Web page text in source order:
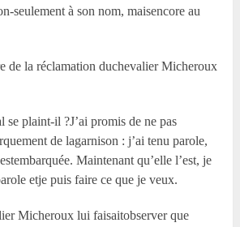
seulement à son nom, maisencore au
de la réclamation duchevalier Micheroux
se plaint-il ?J’ai promis de ne pas
de lagarnison : j’ai tenu parole,
Maintenant qu’elle l’est, je
etje puis faire ce que je veux.
Micheroux lui faisaitobserver que